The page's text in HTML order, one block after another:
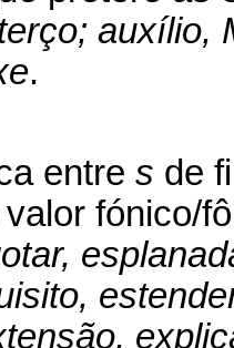
auxílio,
.
entre s de
fónico/